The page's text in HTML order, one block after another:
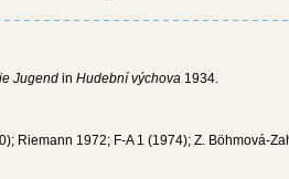
Jugend in Hudební výchova 1934.
Riemann 1972; F-A 1 (1974); Z. Böhmová-